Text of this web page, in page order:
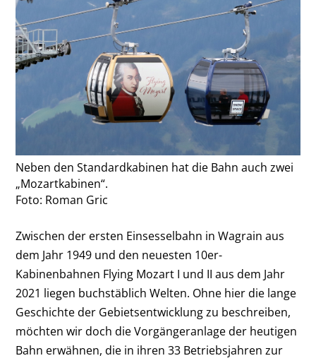
Neben den Standardkabinen hat die Bahn auch zwei
„Mozartkabinen“.
Foto: Roman Gric
Zwischen der ersten Einsesselbahn in Wagrain aus
dem Jahr 1949 und den neuesten 10er-
Kabinenbahnen Flying Mozart I und II aus dem Jahr
2021 liegen buchstäblich Welten. Ohne hier die lange
Geschichte der Gebietsentwicklung zu beschreiben,
möchten wir doch die Vorgängeranlage der heutigen
Bahn erwähnen, die in ihren 33 Betriebsjahren zur